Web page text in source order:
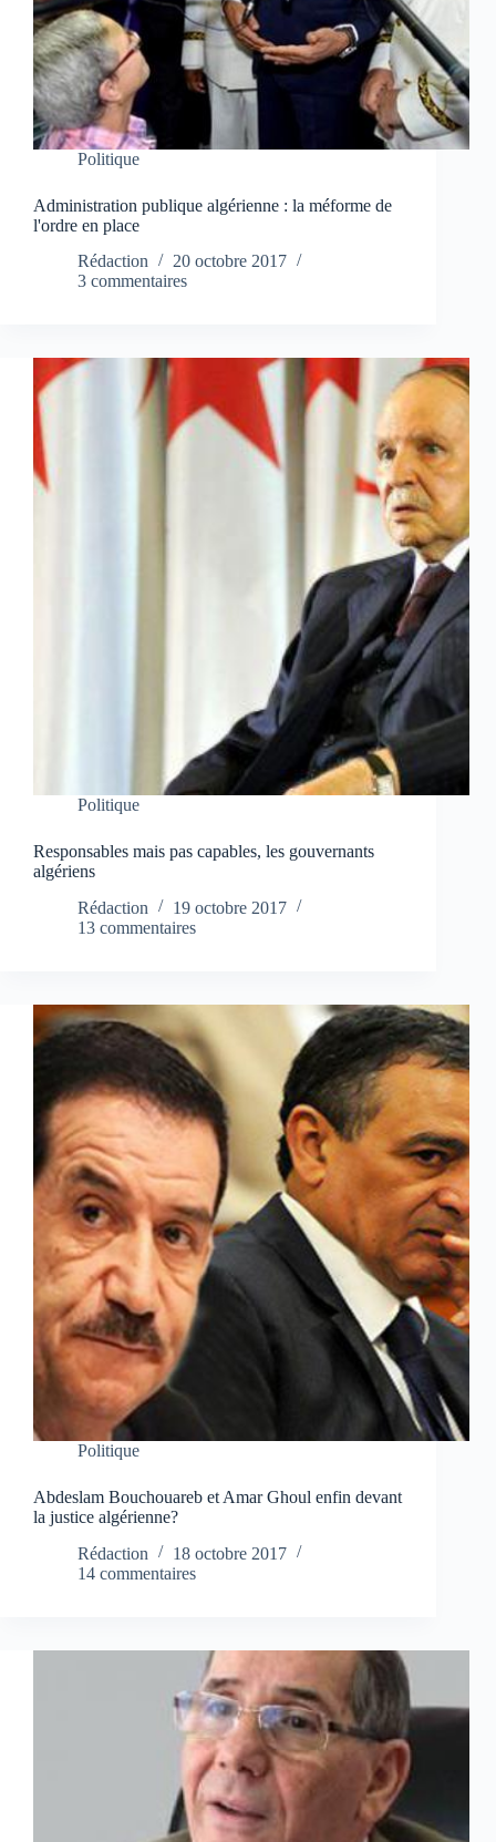
Politique
Administration publique algérienne : la méforme de
l'ordre en place
Rédaction
20 octobre 2017
3 commentaires
Politique
Responsables mais pas capables, les gouvernants
algériens
Rédaction
19 octobre 2017
13 commentaires
Politique
Abdeslam Bouchouareb et Amar Ghoul enfin devant
la justice algérienne?
Rédaction
18 octobre 2017
14 commentaires